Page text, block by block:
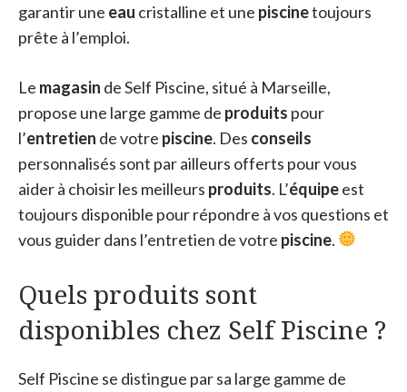
garantir une eau cristalline et une piscinetoujours
prête à l’emploi.
Le magasin de Self Piscine, situé à Marseille,
propose une large gamme de produits pour
l’entretien de votre piscine. Des conseils
personnalisés sont par ailleurs offerts pour vous
aider à choisir les meilleurs produits. L’équipeest
toujours disponible pour répondre à vos questions et
vous guider dans l’entretien de votre piscine.
Quels produits sont
disponibles chez Self Piscine ?
Self Piscine se distingue par sa large gamme de